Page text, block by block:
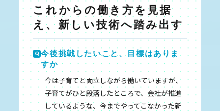
これからの働き方を見据
え、新しい技術へ踏み出す
今後挑戦したいこと、目標はありま
すか
今は子育てと両立しながら働いていますが、
子育てがひと段落したところで、会社が推進
しているような、今までやってこなかった新